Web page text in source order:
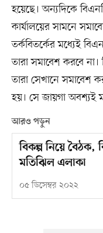
হয়েছে। অন্যদিকে
কার্যালয়ের সামনে
তর্কবিতর্কের মধ্যেই
তারা সমাবেশ করবে না।
তারা সেখানে সমাবেশ
হয়। সে জায়গা অবশ্যই
আরও পড়ুন
বিকল্প নিয়ে বৈঠক,
মতিঝিল এলাকা
০৫ ডিসেম্বর ২০২২